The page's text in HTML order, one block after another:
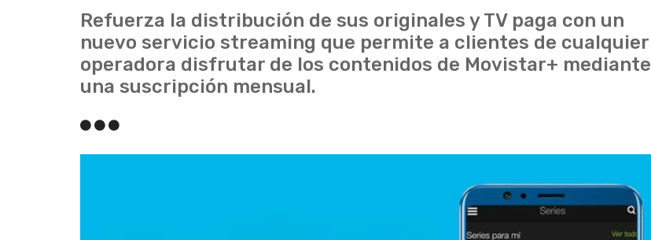
Refuerza la distribución de sus originales y TV paga con un
nuevo servicio streaming que permite a clientes de cualquier
operadora disfrutar de los contenidos de Movistar+ mediante
una suscripción mensual.